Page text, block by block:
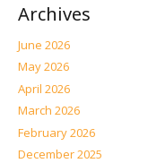
Archives
June 2026
May 2026
April 2026
March 2026
February 2026
December 2025